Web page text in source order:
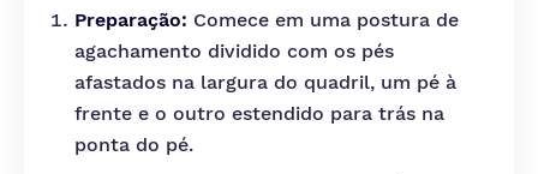
Preparação: Comece em uma postura de
agachamento dividido com os pés
afastados na largura do quadril, um pé à
frente e o outro estendido para trás na
ponta do pé.